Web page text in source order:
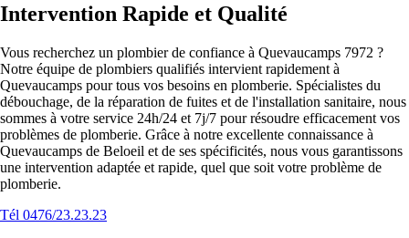
Intervention Rapide et Qualité
Vous recherchez un plombier de confiance à Quevaucamps 7972 ?
Notre équipe de plombiers qualifiés intervient rapidement à
Quevaucamps pour tous vos besoins en plomberie. Spécialistes du
débouchage, de la réparation de fuites et de l'installation sanitaire, nous
sommes à votre service 24h/24 et 7j/7 pour résoudre efficacement vos
problèmes de plomberie. Grâce à notre excellente connaissance à
Quevaucamps de Beloeil et de ses spécificités, nous vous garantissons
une intervention adaptée et rapide, quel que soit votre problème de
plomberie.
Tél 0476/23.23.23